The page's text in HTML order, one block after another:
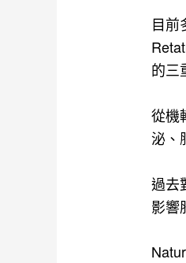
目前
的三
從機
泌、
過去
影響